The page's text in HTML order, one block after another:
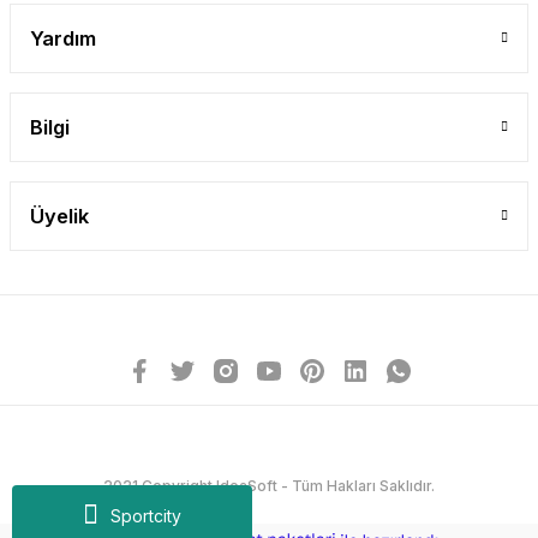
Sportcity
Yardım
Bilgi
Üyelik
2021 Copyright IdeaSoft - Tüm Hakları Saklıdır.